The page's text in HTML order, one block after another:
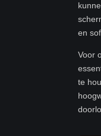
en
Voor
te